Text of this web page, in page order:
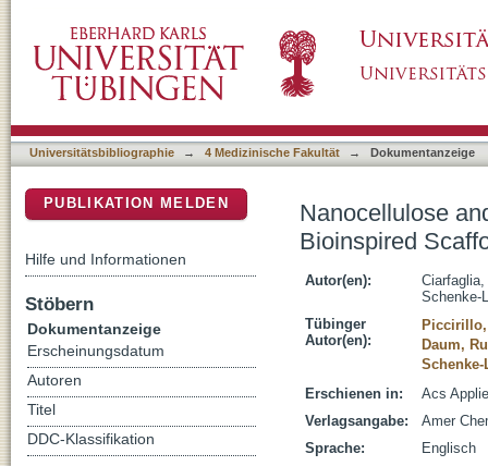
Universitätsbibliographie → 4 Medizinische Fakultät → Dokumentanzeige
Nanocellulose
Bioinspired
Autor(en):
Schenke-
Tübinger
Autor(en):
Daum,
Erschienen in:
Acs
Verlagsangabe:
Amer
Sprache:
Englisch
PUBLIKATION MELDEN
Hilfe und Informationen
Stöbern
Dokumentanzeige
Erscheinungsdatum
Autoren
Titel
DDC-Klassifikation